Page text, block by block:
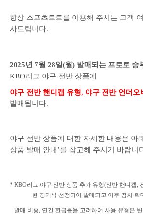
항상 스포츠토토를 이용해 주시는 고객
사드립니다.
2025년 7월 28일(월) 발매되는 프로토 승
KBO리그 야구 전반 상품에
야구 전반 핸디캡 유형, 야구 전반 언더오
발매됩니다.
야구 전반 상품에 대한 자세한 내용은 아
상품 발매 안내 ’를 참고해 주시기 바랍니
* KBO리그 야구 전반 상품 추가 유형(전반 핸디캡,
한 경기씩 선정되어 발매되고 이후 점차 확
발매 비중, 연간 환급률을 고려하여 사용 유형은